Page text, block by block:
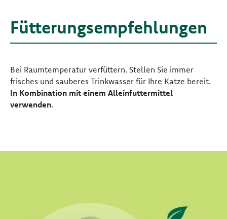
Fütterungsempfehlungen
Bei Raumtemperatur verfüttern. Stellen Sie immer
frisches und sauberes Trinkwasser für Ihre Katze bereit.
In Kombination mit einem Alleinfuttermittel
verwenden.